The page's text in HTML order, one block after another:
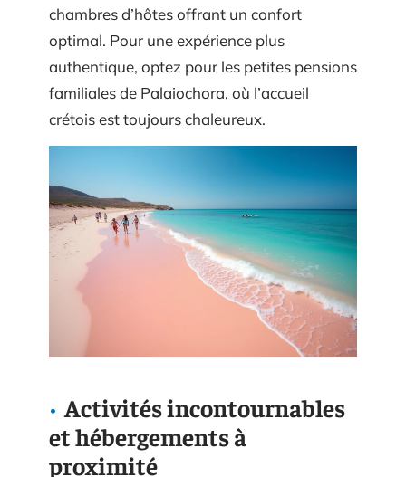
chambres d’hôtes offrant un confort
optimal. Pour une expérience plus
authentique, optez pour les petites pensions
familiales de Palaiochora, où l’accueil
crétois est toujours chaleureux.
Activités incontournables
et hébergements à
proximité